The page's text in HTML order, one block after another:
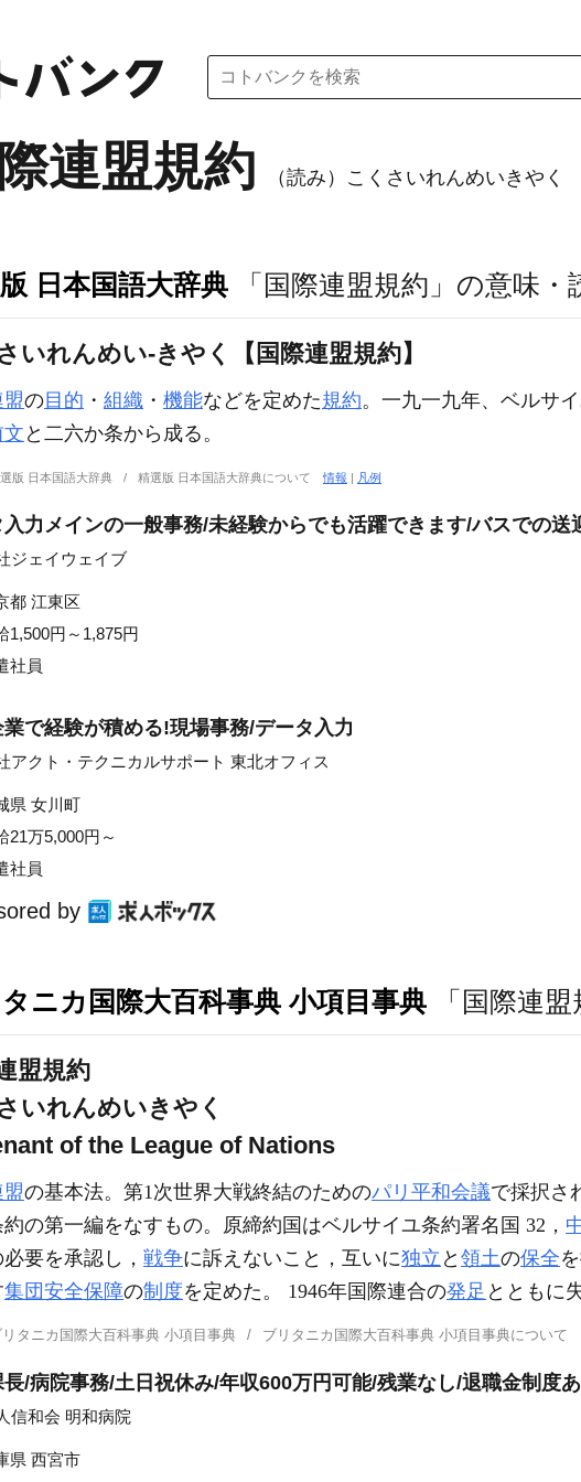
連盟規約 （読み）こくさいれんめいきやく
日本国語大辞典 「国際連盟規約」の意味
いれんめい‐きやく【国際連盟規約】
の目的 ・ 組織 ・ 機能などを定めた規約。一九一九年、ベルサ
文 と二六か条から成る。
版 日本国語大辞典 精選版 日本国語大辞典について情報 | 凡例
入力メインの一般事務/未経験からでも活躍できます/バスでの送
ジェイウェイブ
都 江東区
1,500円～1,875円
社員
業で経験が積める!現場事務/データ入力
アクト・テクニカルサポート 東北オフィス
県 女川町
21万5,000円～
社員
by
ニカ国際大百科事典 小項目事典 「国際連
盟規約
いれんめいきやく
of the League of Nations
の基本法。第1次世界大戦終結のためのパリ平和会議で採択さ
の第一編をなすもの。原締約国はベルサイユ条約署名国 32，
要を承認し， 戦争に訴えないこと，互いに独立 と 領土の保全
集団安全保障の制度を定めた。 1946年国際連合の発足 とともに
リタニカ国際大百科事典 小項目事典 ブリタニカ国際大百科事典 小項目事典について
長/病院事務/土日祝休み/年収600万円可能/残業なし/退職金制度
信和会 明和病院
県 西宮市